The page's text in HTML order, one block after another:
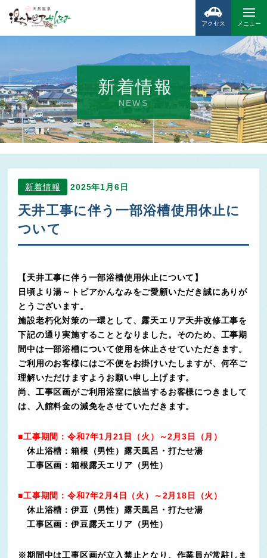
メニュー
アクセス
新着情報
NEWS
新着情報 2025年1月6日
天井工事に伴う一部浴槽使用休止に
ついて
【天井工事に伴う一部浴槽使用休止について】
日頃より湯～トピアかんなみをご愛顧いただき誠にありが
とうございます。
施設老朽化対策の一環として、露天エリア天井改修工事を
下記の通り実施することとなりました。そのため、工事期
間中は一部浴槽について使用を休止させていただきます。
ご利用のお客様にはご不便をお掛けいたしますが、何卒ご
理解いただけますようお願い申し上げます。
尚、工事区画がご利用浴室に該当するお客様につきまして
は、入館料金の減免をさせていただきます。
■工事期間：令和7年1月21日（火）～2月3日（月）
休止浴槽：箱根（男性）露天風呂・打たせ湯
工事区画：箱根露天エリア（男性）
■工事期間：令和7年2月4日（火）～2月18日（火）
休止浴槽：伊豆（男性）露天風呂・打たせ湯
工事区画：伊豆露天エリア（男性）
※期間中は工事区画が立入禁止となり、作業員が常駐しま